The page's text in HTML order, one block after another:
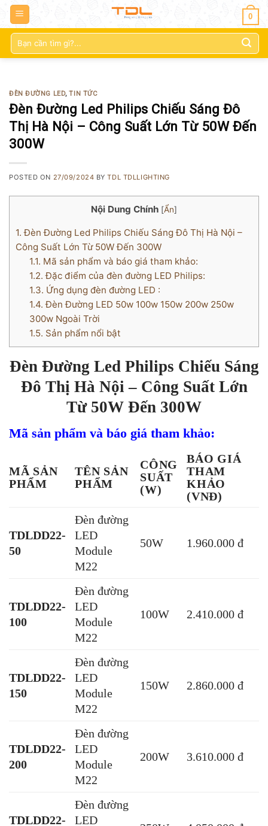
0
Tìm
kiếm:
ĐÈN ĐƯỜNG LED,TIN TỨC
Đèn Đường Led Philips Chiếu Sáng Đô
Thị Hà Nội – Công Suất Lớn Từ 50W Đến
300W
POSTED ON 27/09/2024 BYTDL TDLLIGHTING
Nội Dung Chính [Ẩn]
1. Đèn Đường Led Philips Chiếu Sáng Đô Thị Hà Nội –
Công Suất Lớn Từ 50W Đến 300W
1.1. Mã sản phẩm và báo giá tham khảo:
1.2. Đặc điểm của đèn đường LED Philips:
1.3. Ứng dụng đèn đường LED :
1.4. Đèn Đường LED 50w 100w 150w 200w 250w
300w Ngoài Trời
1.5. Sản phẩm nổi bật
Đèn Đường Led Philips Chiếu Sáng
Đô Thị Hà Nội – Công Suất Lớn
Từ 50W Đến 300W
Mã sản phẩm và báo giá tham khảo:
MÃ SẢN
PHẨM
TÊN SẢN
PHẨM
CÔNG
SUẤT
(W)
BÁO GIÁ
THAM
KHẢO
(VNĐ)
TDLDD22-
50
Đèn đường
LED
Module
M22
50W 1.960.000 đ
TDLDD22-
100
Đèn đường
LED
Module
M22
100W 2.410.000 đ
TDLDD22-
150
Đèn đường
LED
Module
M22
150W 2.860.000 đ
TDLDD22-
200
Đèn đường
LED
Module
M22
200W 3.610.000 đ
TDLDD22-
Đèn đường
LED